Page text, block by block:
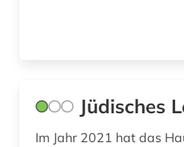
bengali (1)
benin (1)
beratung (1)
Jüdisches
Im Jahr 2021 hat das